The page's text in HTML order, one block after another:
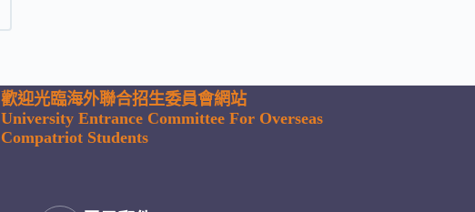
歡迎光臨海外聯合招生委員會網站
University Entrance Committee For Overseas
Compatriot Students